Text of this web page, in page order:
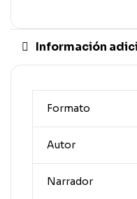
Información
Formato
Autor
Narrador